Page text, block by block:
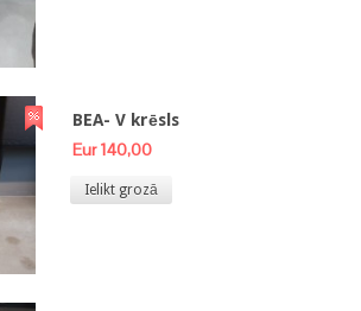
BEA- V krēsls
Eur 140,00
Ielikt grozā